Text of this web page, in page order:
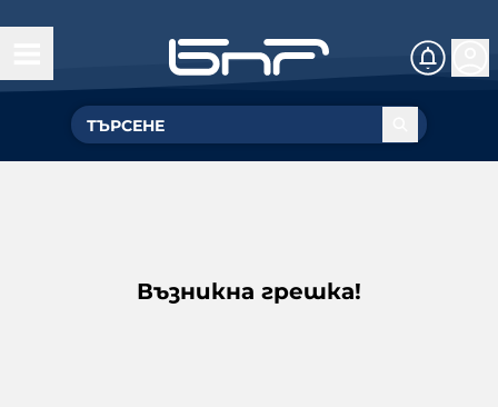
Възникна грешка!